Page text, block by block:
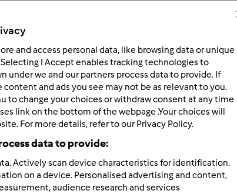
and access personal data, like browsing data or unique
I Accept enables tracking technologies to
under we and our partners process data to provide. If
content and ads you see may not be as relevant to you.
to change your choices or withdraw consent at any time
link on the bottom of the webpage .Your choices will
For more details, refer to our Privacy Policy.
data to provide:
Actively scan device characteristics for identification.
on a device. Personalised advertising and content,
audience research and services